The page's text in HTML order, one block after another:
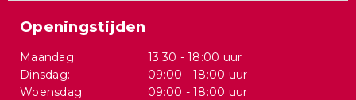
Openingstijden
Maandag:
13:30 - 18:00 uur
Dinsdag:
09:00 - 18:00 uur
Woensdag:
09:00 - 18:00 uur